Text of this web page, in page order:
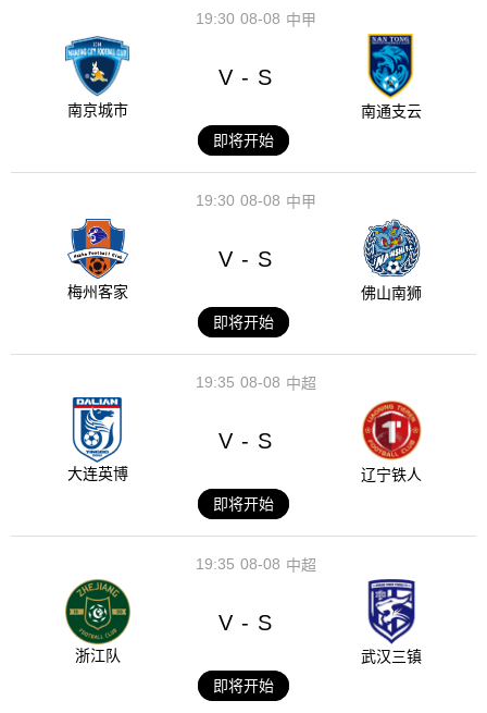
08-08
19:30 中甲
南京城市
V - S
南通支云
即将开始
08-08
19:30 中甲
梅州客家
V - S
佛山南狮
即将开始
08-08
19:35 中超
大连英博
V - S
辽宁铁人
即将开始
08-08
19:35 中超
浙江队
V - S
武汉三镇
即将开始